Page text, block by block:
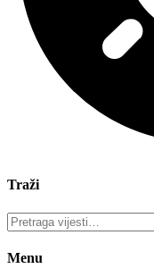
Traži
Menu